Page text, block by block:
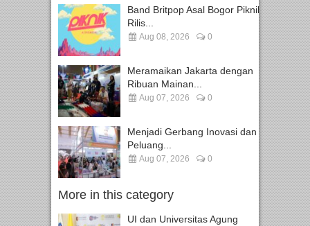
Band Britpop Asal Bogor Piknik
Rilis...
Aug 08, 2026 0
Meramaikan Jakarta dengan
Ribuan Mainan...
Aug 07, 2026 0
Menjadi Gerbang Inovasi dan
Peluang...
Aug 07, 2026 0
More in this category
UI dan Universitas Agung